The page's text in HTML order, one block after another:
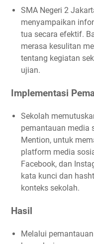
2. Analisis
3. Rancang
4. Manfaatkan
5. Pantau dan
6. Sesuaikan
Pemantauan Media
Studi Kasus: LSM
Implementasi
Tindakan yang
Strategi Interaksi
Kampanye
Tips untuk
1. Gunakan Alat
SMA Negeri 2
menyampaikan
tua secara efektif.
merasa kesulitan
tentang kegiatan
ujian.
Implementasi
Sekolah
pemantauan media
Mention, untuk
platform media
Facebook, dan
kata kunci dan
konteks sekolah.
Hasil
Melalui